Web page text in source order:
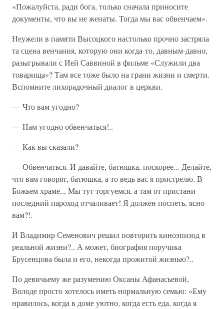
«Пожалуйста, ради бога, только сначала приносите
документы, что вы не женаты. Тогда мы вас обвенчаем».
Неужели в памяти Высоцкого настолько прочно застряла
та сцена венчания, которую они когда-то, давным-давно,
разыгрывали с Ией Саввиной в фильме «Служили два
товарища»? Там все тоже было на грани жизни и смерти.
Вспомните лихорадочный диалог в церкви.
— Что вам угодно?
— Нам угодно обвенчаться!..
— Как вы сказали?
— Обвенчаться. И давайте, батюшка, поскорее... Делайте,
что вам говорят, батюшка, а то ведь вас я пристрелю. В
Божьем храме... Мы тут торгуемся, а там от пристани
последний пароход отчаливает! Я должен поспеть, ясно
вам?!.
И Владимир Семенович решил повторить киноэпизод в
реальной жизни?.. А может, биография поручика
Брусенцова была и его, некогда прожитой жизнью?..
По девичьему же разумению Оксаны Афанасьевой,
Володе просто хотелось иметь нормальную семью: «Ему
нравилось, когда в доме уютно, когда есть еда, когда я